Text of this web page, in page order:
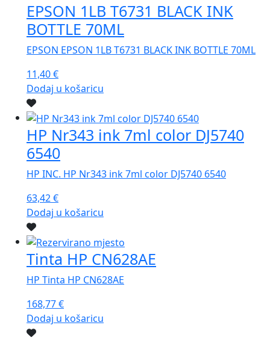
EPSON 1LB T6731 BLACK INK
BOTTLE 70ML
EPSON EPSON 1LB T6731 BLACK INK BOTTLE 70ML
11,40€
Dodaj u košaricu
HP Nr343 ink 7ml color DJ5740
6540
HP INC. HP Nr343 ink 7ml color DJ5740 6540
63,42€
Dodaj u košaricu
Tinta HP CN628AE
HP Tinta HP CN628AE
168,77€
Dodaj u košaricu